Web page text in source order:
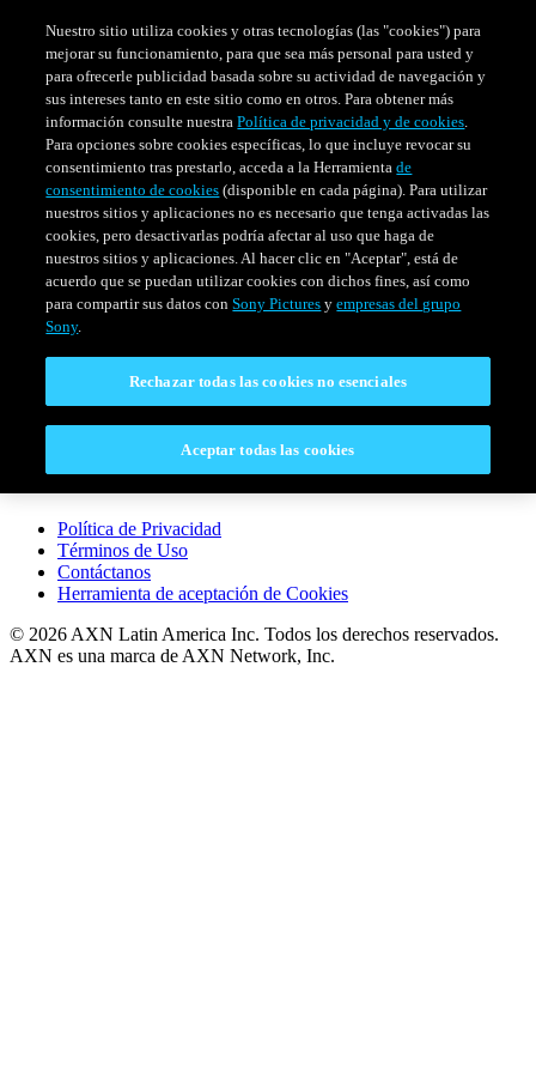
HORARIO EVENTOS ESPECIALES
Venezuela
LEGAL
Política de Privacidad
Términos de Uso
Contáctanos
Herramienta de aceptación de Cookies
© 2026 AXN Latin America Inc. Todos los derechos reservados.
AXN es una marca de AXN Network, Inc.
Nuestro sitio utiliza cookies y otras tecnologías (las "cookies") para
mejorar su funcionamiento, para que sea más personal para usted y
para ofrecerle publicidad basada sobre su actividad de navegación y
sus intereses tanto en este sitio como en otros. Para obtener más
información consulte nuestraPolítica de privacidad y de cookies.
Para opciones sobre cookies específicas, lo que incluye revocar su
consentimiento tras prestarlo, acceda a la Herramientade
consentimiento de cookies (disponible en cada página). Para utilizar
nuestros sitios y aplicaciones no es necesario que tenga activadas las
cookies, pero desactivarlas podría afectar al uso que haga de
nuestros sitios y aplicaciones. Al hacer clic en "Aceptar", está de
acuerdo que se puedan utilizar cookies con dichos fines, así como
para compartir sus datos conSony Pictures yempresas del grupo
Sony.
Rechazar todas las cookies no esenciales
Aceptar todas las cookies